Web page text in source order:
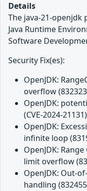
Details
The java-21-openjdk
Java Runtime
Software
Security Fix(es):
OpenJDK:
overflow
OpenJDK:
(CVE-2024-21131)
OpenJDK:
infinite loop
OpenJDK:
limit overflow
OpenJDK: Out-
handling